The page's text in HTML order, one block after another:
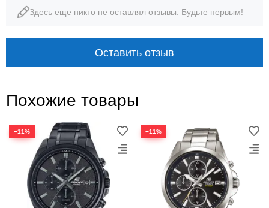
Здесь еще никто не оставлял отзывы. Будьте первым!
Оставить отзыв
Похожие товары
−11% −11%